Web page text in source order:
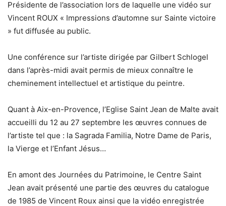
Présidente de l’association lors de laquelle une vidéo sur
Vincent ROUX « Impressions d’automne sur Sainte victoire
» fut diffusée au public.
Une conférence sur l’artiste dirigée par Gilbert Schlogel
dans l’après-midi avait permis de mieux connaître le
cheminement intellectuel et artistique du peintre.
Quant à Aix-en-Provence, l’Eglise Saint Jean de Malte avait
accueilli du 12 au 27 septembre les œuvres connues de
l’artiste tel que : la Sagrada Familia, Notre Dame de Paris,
la Vierge et l’Enfant Jésus…
En amont des Journées du Patrimoine, le Centre Saint
Jean avait présenté une partie des œuvres du catalogue
de 1985 de Vincent Roux ainsi que la vidéo enregistrée